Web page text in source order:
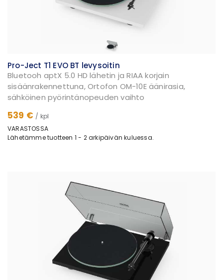
Pro-Ject T1 EVO BT levysoitin
Bluetooh aptX 5.0 HD lähetin ja RIAA korjain
sisäänrakennettuna, Ortofon OM-10E äänirasia,
sähköinen pyörintänopeuden vaihto
539 € / kpl
VARASTOSSA
Lähetämme tuotteen 1 - 2 arkipäivän kuluessa.